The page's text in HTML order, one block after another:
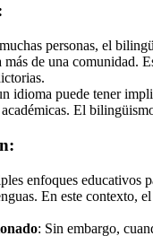
personas, el
de una comunidad.
idioma puede tener
El
enfoques educativos
En este contexto,
: Sin embargo,